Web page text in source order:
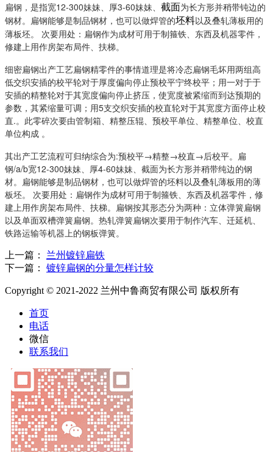
扁钢，是指宽12-300妹妹、厚3-60妹妹、 截面为长方形并稍带钝边的
钢材。扁钢能够是制品钢材，也可以做焊管的坯料以及叠轧薄板用的
薄板坯。 次要用处：扁钢作为成材可用于制箍铁、东西及机器零件，
修建上用作房架布局件、扶梯。
细密扁钢出产工艺扁钢精零件的事情道理是将冷态扁钢毛坏用两组高
低交织安插的校平轮对于厚度偏向停止预校平宁终校平；用一对于于
安插的精整轮对于其宽度偏向停止挤压，使宽度被紧缩而到达预期的
参数，其紧缩量可调；用5支交织安插的校直轮对于其宽度方面停止校
直.。此零碎次要由管制箱、精整压辊、预校平单位、精整单位、校直
单位构成 。
其出产工艺流程可归纳综合为:预校平→精整→校直→后校平。扁
钢/a/b宽12-300妹妹、厚4-60妹妹、截面为长方形并稍带纯边的钢
材。扁钢能够是制品钢材，也可以做焊管的坯料以及叠轧薄板用的薄
板坯。 次要用处：扁钢作为成材可用于制箍铁、东西及机器零件，修
建上用作房架布局件、扶梯。扁钢按其形态分为两种：立体弹簧扁钢
以及单面双槽弹簧扁钢。热轧弹簧扁钢次要用于制作汽车、迁延机、
铁路运输等机器上的钢板弹簧。
上一篇： 兰州镀锌扁铁
下一篇： 镀锌扁钢的分量怎样计较
Copyright © 2021-2022 兰州中鲁商贸有限公司 版权所有
首页
电话
微信
联系我们